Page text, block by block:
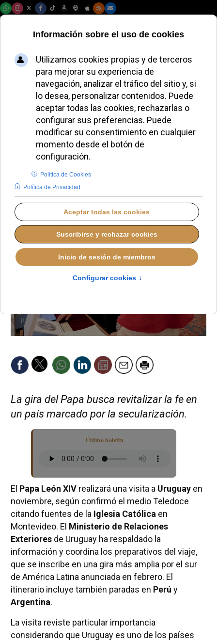
León XIV visitará
Uruguay en
noviembre dentro
de su gira
latinoamericana
La gira del Papa busca revitalizar la fe en
un país marcado por la secularización.
Último boletín
El Papa León XIVrealizará una visita a Uruguayen
noviembre, según confirmó el medio Teledoce
citando fuentes de la Iglesia Católica en
Montevideo. El Ministerio de Relaciones
Exterioresde Uruguay ha respaldado la
información y coordina los preparativos del viaje,
que se inscribe en una gira más amplia por el sur
de América Latina anunciada en febrero. El
itinerario incluye también paradas en Perú y
Argentina.
La visita reviste particular importancia
considerando que Uruguay es uno de los países